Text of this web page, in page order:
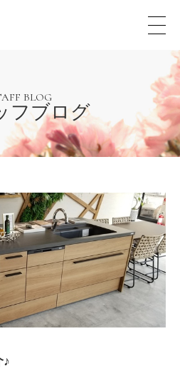
メ
ボ
タ
ン
BLOG
フブログ